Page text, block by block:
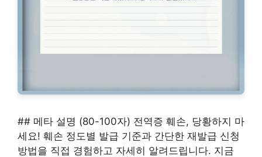
## 메타 설명 (80-100자) 전역증 훼손, 당황하지 마
세요! 훼손 정도별 발급 기준과 간단한 재발급 신청
방법을 직접 경험하고 자세히 알려드립니다. 지금